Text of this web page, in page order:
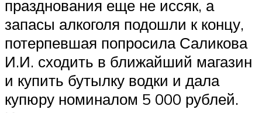
празднования еще не иссяк, а
запасы алкоголя подошли к концу,
потерпевшая попросила Саликова
И.И. сходить в ближайший магазин
и купить бутылку водки и дала
купюру номиналом 5 000 рублей.